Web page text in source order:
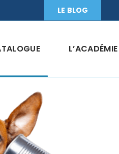
LE BLOG
L’ACADÉMIE